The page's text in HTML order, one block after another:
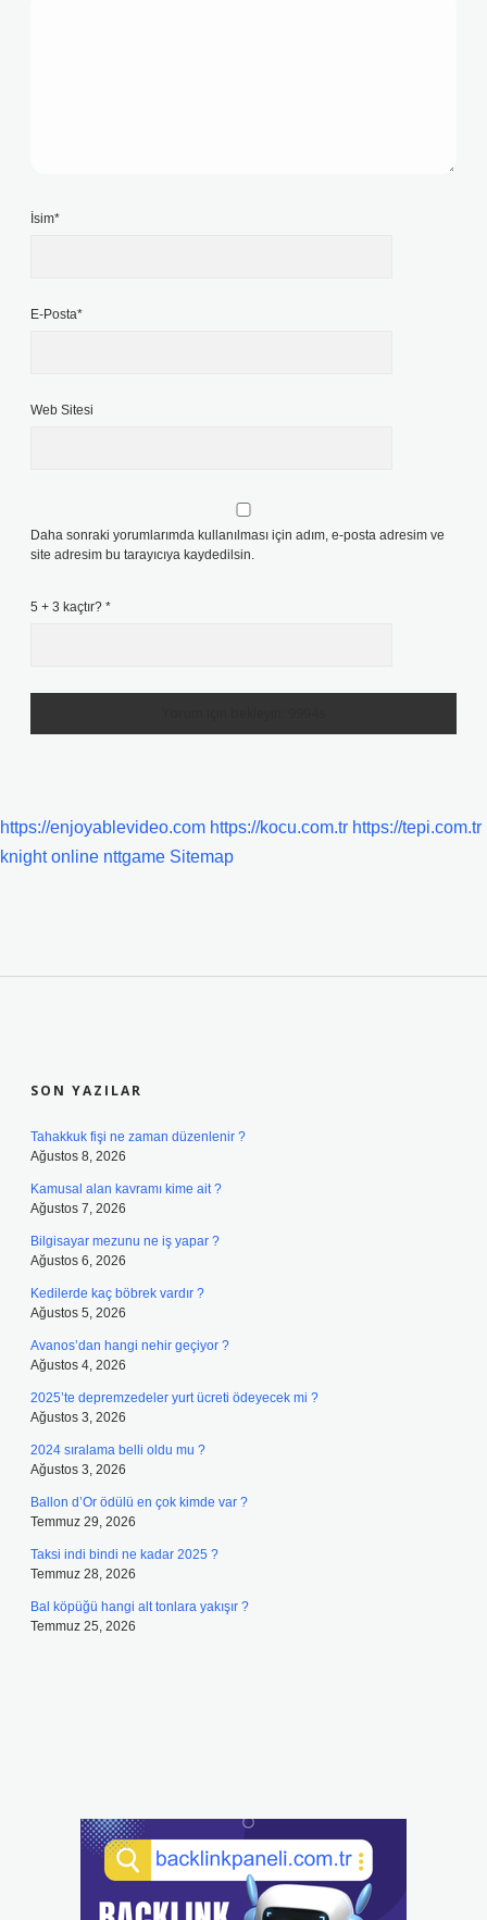
İsim*
E-Posta*
Web Sitesi
Daha sonraki yorumlarımda kullanılması için adım, e-posta adresim ve
site adresim bu tarayıcıya kaydedilsin.
5 + 3 kaçtır? *
https://enjoyablevideo.com https://kocu.com.tr https://tepi.com.tr
knight online nttgame Sitemap
SON YAZILAR
Tahakkuk fişi ne zaman düzenlenir ?
Ağustos 8, 2026
Kamusal alan kavramı kime ait ?
Ağustos 7, 2026
Bilgisayar mezunu ne iş yapar ?
Ağustos 6, 2026
Kedilerde kaç böbrek vardır ?
Ağustos 5, 2026
Avanos’dan hangi nehir geçiyor ?
Ağustos 4, 2026
2025’te depremzedeler yurt ücreti ödeyecek mi ?
Ağustos 3, 2026
2024 sıralama belli oldu mu ?
Ağustos 3, 2026
Ballon d’Or ödülü en çok kimde var ?
Temmuz 29, 2026
Taksi indi bindi ne kadar 2025 ?
Temmuz 28, 2026
Bal köpüğü hangi alt tonlara yakışır ?
Temmuz 25, 2026